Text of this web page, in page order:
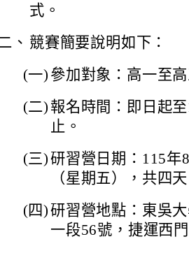
式。
、 競賽簡要說明如下：
(一) 參加對象：高一至高
(二) 報名時間：即日起
止。
(三)研習營日期：115年
（星期五），共四天
(四)研習營地點：東吳
一段56號，捷運西